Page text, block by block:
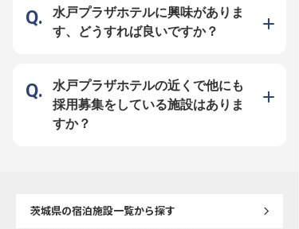
ー【成長
資格取
充実して
水戸プラザホテルに興味がありま
す、どうすれば良いですか？
水戸プラザホテルの近くで他にも
採用募集をしている施設はありま
すか？
茨城県の宿泊施設一覧から探す